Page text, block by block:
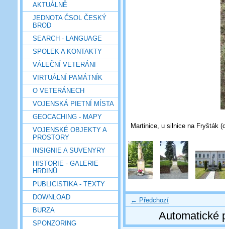
AKTUÁLNĚ
JEDNOTA ČSOL ČESKÝ
BROD
SEARCH - LANGUAGE
SPOLEK A KONTAKTY
VÁLEČNÍ VETERÁNI
VIRTUÁLNÍ PAMÁTNÍK
O VETERÁNECH
VOJENSKÁ PIETNÍ MÍSTA
GEOCACHING - MAPY
VOJENSKÉ OBJEKTY A
PROSTORY
INSIGNIE A SUVENYRY
HISTORIE - GALERIE
HRDINŮ
PUBLICISTIKA - TEXTY
DOWNLOAD
BURZA
SPONZORING
Martinice, u silnice na Fryšták
← Předchozí
Automatické